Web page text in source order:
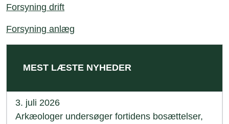
Forsyning drift
Forsyning anlæg
MEST LÆSTE NYHEDER
3. juli 2026
Arkæologer undersøger fortidens bosættelser,